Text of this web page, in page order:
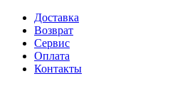
Доставка
Возврат
Сервис
Оплата
Контакты